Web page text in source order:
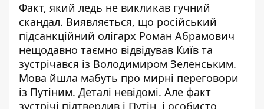
Факт, який ледь не викликав гучний
скандал. Виявляється, що російський
підсанкційний олігарх Роман Абрамович
нещодавно таємно відвідував Київ та
зустрічався із Володимиром Зеленським.
Мова йшла мабуть про мирні переговори
із Путіним. Деталі невідомі. Але факт
зустрічі підтвердив і Путін, і особисто